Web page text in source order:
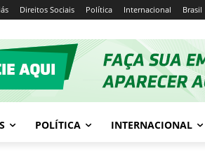
Direitos Sociais Política Internacional Brasil
POLÍTICA INTERNACIONAL